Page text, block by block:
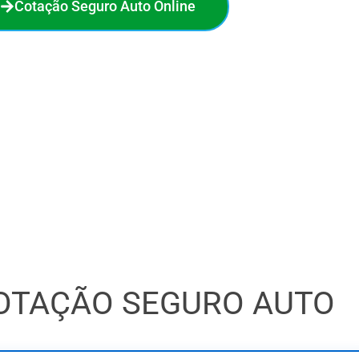
Cotação Seguro Auto Online
SEGURO AUTO